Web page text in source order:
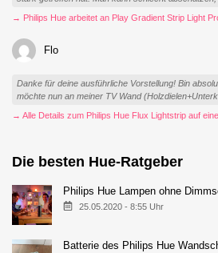
→ Philips Hue arbeitet an Play Gradient Strip Light
Flo
Danke für deine ausführliche Vorstellung! Bin
möchte nun an meiner TV Wand
→ Alle Details zum Philips Hue Flux Lightstrip auf
Die besten Hue-Ratgeber
Philips Hue Lampen ohne
25.05.2020 - 8:55 Uhr
Batterie des Philips Hue